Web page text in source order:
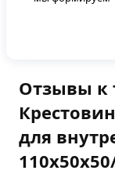
Отзывы к
для